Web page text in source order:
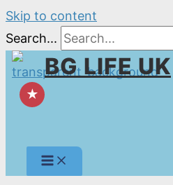
Skip to content
Search...
BG LIFE UK
★